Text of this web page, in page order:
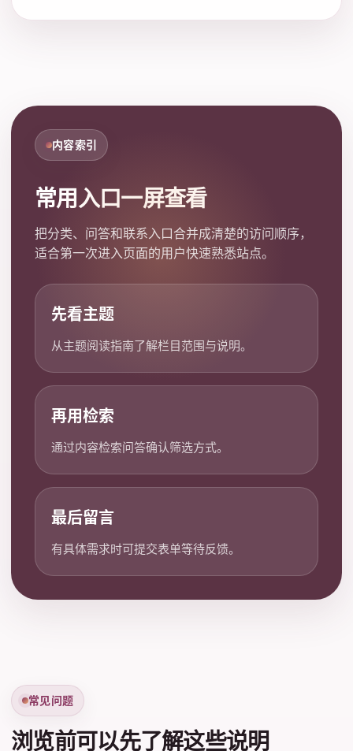
内容索引
常用入口一屏查看
把分类、问答和联系入口合并成清楚的访问顺序，
适合第一次进入页面的用户快速熟悉站点。
先看主题
从主题阅读指南了解栏目范围与说明。
再用检索
通过内容检索问答确认筛选方式。
最后留言
有具体需求时可提交表单等待反馈。
常见问题
浏览前可以先了解这些说明